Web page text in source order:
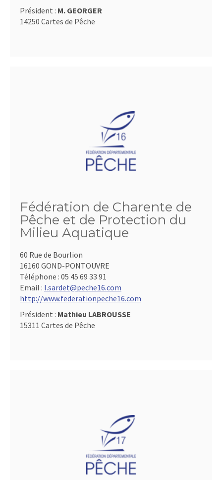
Président : M. GEORGER
14250 Cartes de Pêche
Fédération de Charente de
Pêche et de Protection du
Milieu Aquatique
60 Rue de Bourlion
16160 GOND-PONTOUVRE
Téléphone : 05 45 69 33 91
Email : l.sardet@peche16.com
http://www.federationpeche16.com
Président : Mathieu LABROUSSE
15311 Cartes de Pêche